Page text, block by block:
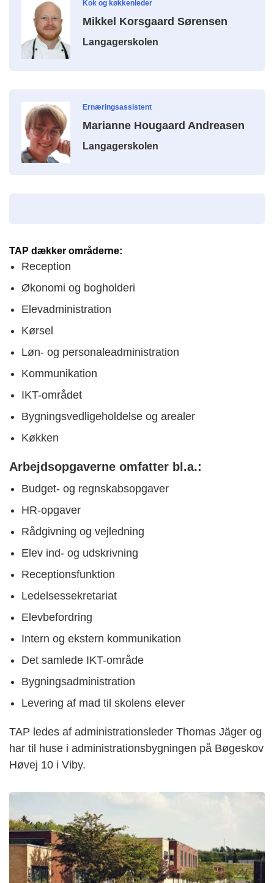
Kok og køkkenleder
Mikkel Korsgaard Sørensen
Langagerskolen
Ernæringsassistent
Marianne Hougaard Andreasen
Langagerskolen
TAP dækker områderne:
Reception
Økonomi og bogholderi
Elevadministration
Kørsel
Løn- og personaleadministration
Kommunikation
IKT-området
Bygningsvedligeholdelse og arealer
Køkken
Arbejdsopgaverne omfatter bl.a.:
Budget- og regnskabsopgaver
HR-opgaver
Rådgivning og vejledning
Elev ind- og udskrivning
Receptionsfunktion
Ledelsessekretariat
Elevbefordring
Intern og ekstern kommunikation
Det samlede IKT-område
Bygningsadministration
Levering af mad til skolens elever
TAP ledes af administrationsleder Thomas Jäger og
har til huse i administrationsbygningen på Bøgeskov
Høvej 10 i Viby.